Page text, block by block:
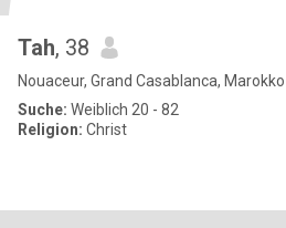
Tah, 38
Nouaceur, Grand Casablanca, Marokko
Suche: Weiblich 20 - 82
Religion: Christ